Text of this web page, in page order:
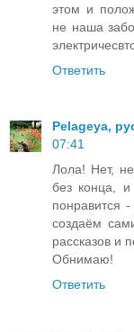
этом и
не наша
Ответить
Pelageya,
07:41
Лола! Нет,
без конца, и
понравится
создаём
рассказов и
Обнимаю!
Ответить